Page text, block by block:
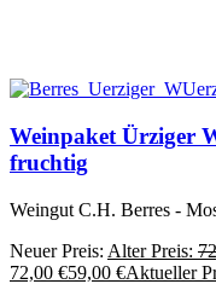
Weinpaket Ürziger
fruchtig
Weingut C.H. Berres -
Neuer Preis: Alter Preis:
72,00 €59,00 €Aktueller